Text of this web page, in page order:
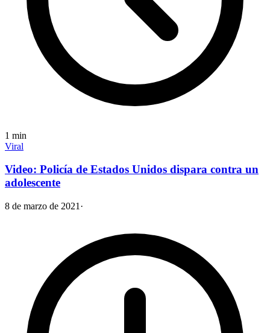
1 min
Viral
Video: Policía de Estados Unidos dispara contra un
adolescente
8 de marzo de 2021 ·